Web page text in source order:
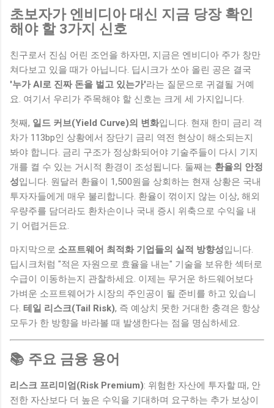
초보자가 엔비디아 대신 지금 당장 확인
해야 할 3가지 신호
친구로서 진심 어린 조언을 하자면, 지금은 엔비디아 주가 창만
쳐다보고 있을 때가 아닙니다. 딥시크가 쏘아 올린 공은 결국
'누가 AI로 진짜 돈을 벌고 있는가'라는 질문으로 귀결될 거예
요. 여기서 우리가 주목해야 할 신호는 크게 세 가지입니다.
첫째, 일드 커브(Yield Curve)의 변화입니다. 현재 한미 금리 격
차가 113bp인 상황에서 장단기 금리 역전 현상이 해소되는지
봐야 합니다. 금리 구조가 정상화되어야 기술주들이 다시 기지
개를 켤 수 있는 거시적 환경이 조성됩니다. 둘째는 환율의 안정
성입니다. 원달러 환율이 1,500원을 상회하는 현재 상황은 국내
투자자들에게 매우 불리합니다. 환율이 꺾이지 않는 이상, 해외
우량주를 담더라도 환차손이나 국내 증시 위축으로 수익을 내
기 어렵거든요.
마지막으로 소프트웨어 최적화 기업들의 실적 방향성입니다.
딥시크처럼 "적은 자원으로 효율을 내는" 기술을 보유한 섹터로
수급이 이동하는지 관찰하세요. 이제는 무거운 하드웨어보다
가벼운 소프트웨어가 시장의 주인공이 될 준비를 하고 있습니
다. 테일 리스크(Tail Risk), 즉 예상치 못한 거대한 충격은 항상
모두가 한 방향을 바라볼 때 발생한다는 점을 명심하세요.
📚 주요 금융 용어
리스크 프리미엄(Risk Premium): 위험한 자산에 투자할 때, 안
전한 자산보다 더 높은 수익을 기대하며 요구하는 추가 보상이